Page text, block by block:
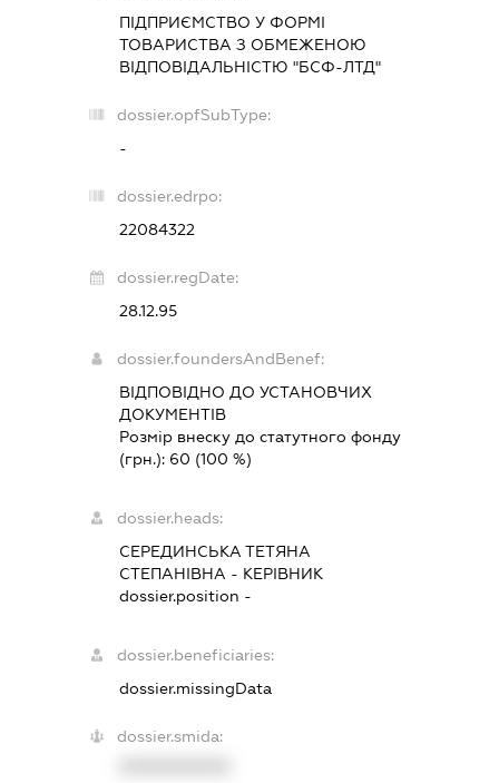
ПІДПРИЄМСТВО У ФОРМІ
ТОВАРИСТВА З ОБМЕЖЕНОЮ
ВІДПОВІДАЛЬНІСТЮ "БСФ-ЛТД"
dossier.opfSubType:
-
dossier.edrpo:
22084322
dossier.regDate:
28.12.95
dossier.foundersAndBenef:
ВІДПОВІДНО ДО УСТАНОВЧИХ
ДОКУМЕНТІВ
Розмір внеску до статутного фонду
(грн.): 60 (100 %)
dossier.heads:
СЕРЕДИНСЬКА ТЕТЯНА
СТЕПАНІВНА - КЕРІВНИК
dossier.position -
dossier.beneficiaries:
dossier.missingData
dossier.smida: